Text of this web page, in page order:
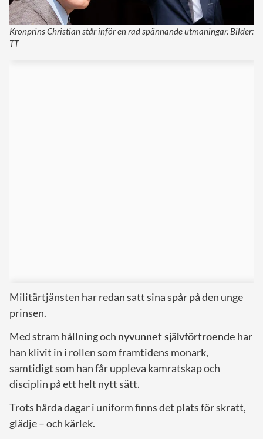
Kronprins Christian står inför en rad spännande utmaningar. Bilder:
TT
Militärtjänsten har redan satt sina spår på den unge
prinsen.
Med stram hållning och nyvunnet självförtroende har
han klivit in i rollen som framtidens monark,
samtidigt som han får uppleva kamratskap och
disciplin på ett helt nytt sätt.
Trots hårda dagar i uniform finns det plats för skratt,
glädje – och kärlek.